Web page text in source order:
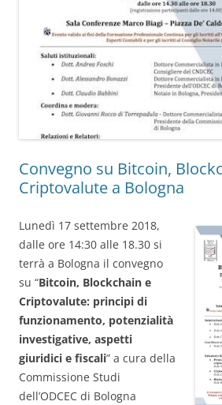
Convegno su Bitcoin,
Criptovalute a Bologna
Lunedì 17 settembre 2018,
dalle ore 14:30 alle 18.30 si
terrà a Bologna il convegno
su “Bitcoin, Blockchain e
Criptovalute: principi di
funzionamento, potenzialità
investigative, aspetti
giuridici e fiscali” a cura della
Commissione Studi
dell’ODCEC di Bologna